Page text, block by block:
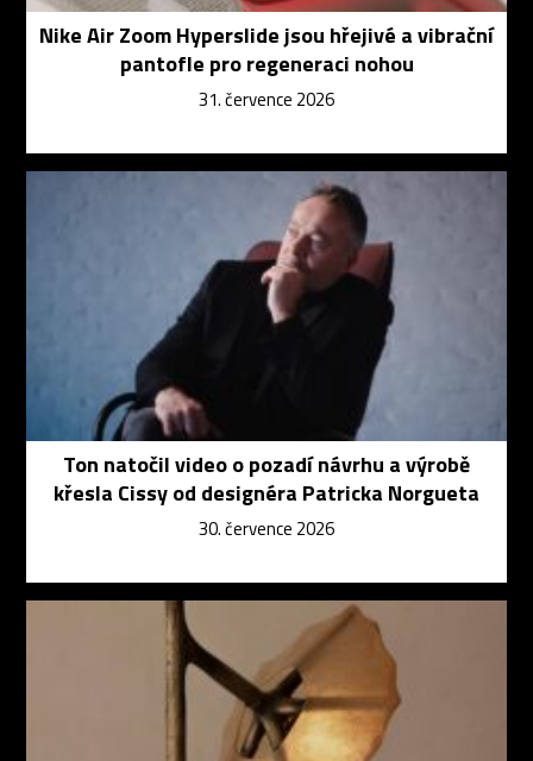
Nike Air Zoom Hyperslide jsou hřejivé a vibrační
pantofle pro regeneraci nohou
31. července 2026
Ton natočil video o pozadí návrhu a výrobě
křesla Cissy od designéra Patricka Norgueta
30. července 2026